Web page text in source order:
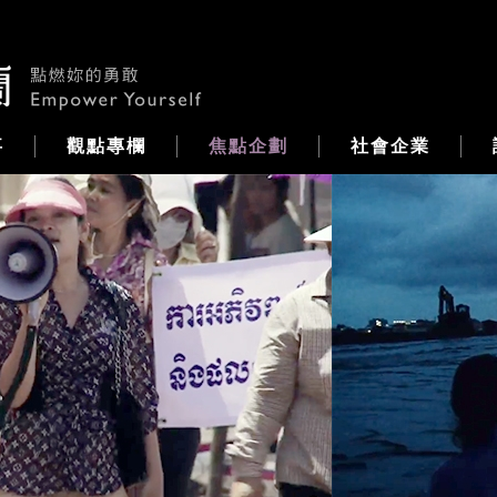
觀點專欄 焦點企劃 社會企業